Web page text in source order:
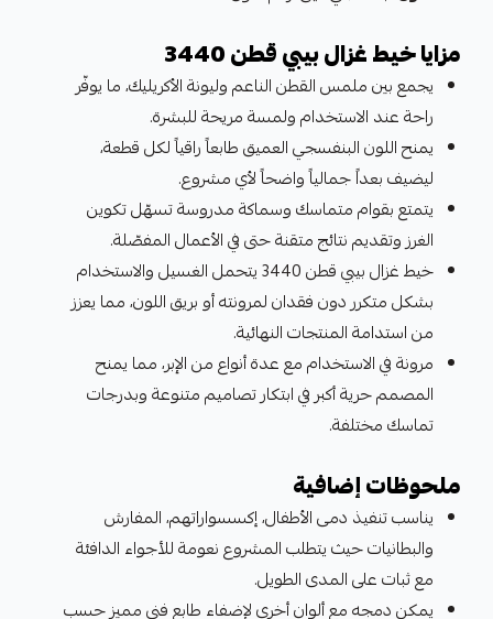
مزايا خيط غزال بيبي قطن 3440
يجمع بين ملمس القطن الناعم وليونة الأكريليك، ما يوفّر
راحة عند الاستخدام ولمسة مريحة للبشرة.
يمنح اللون البنفسجي العميق طابعاً راقياً لكل قطعة،
ليضيف بعداً جمالياً واضحاً لأي مشروع.
يتمتع بقوام متماسك وسماكة مدروسة تسهّل تكوين
الغرز وتقديم نتائج متقنة حتى في الأعمال المفصّلة.
خيط غزال بيبي قطن 3440 يتحمل الغسيل والاستخدام
بشكل متكرر دون فقدان لمرونته أو بريق اللون، مما يعزز
من استدامة المنتجات النهائية.
مرونة في الاستخدام مع عدة أنواع من الإبر، مما يمنح
المصمم حرية أكبر في ابتكار تصاميم متنوعة وبدرجات
تماسك مختلفة.
ملحوظات إضافية
يناسب تنفيذ دمى الأطفال، إكسسواراتهم، المفارش
والبطانيات حيث يتطلب المشروع نعومة للأجواء الدافئة
مع ثبات على المدى الطويل.
يمكن دمجه مع ألوان أخرى لإضفاء طابع فني مميز حسب